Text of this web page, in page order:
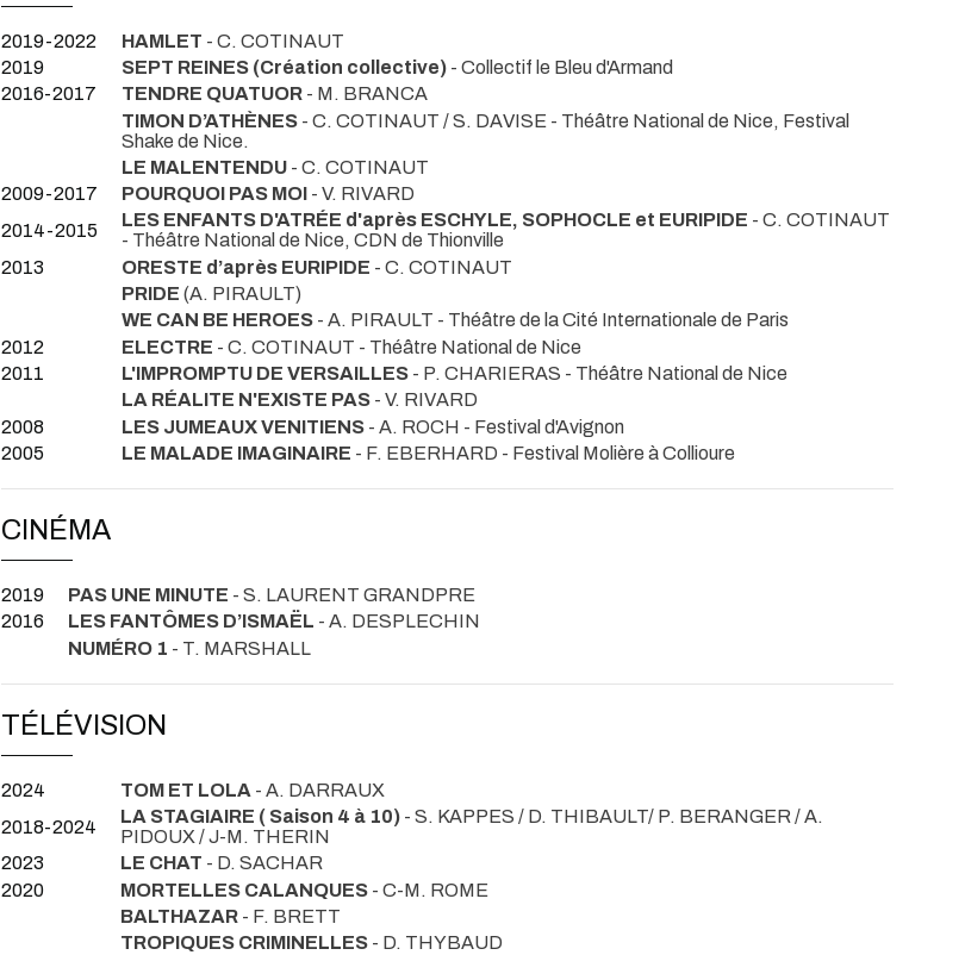
2019-2022 HAMLET - C. COTINAUT
2019
SEPT REINES (Création collective) - Collectif le Bleu d'Armand
2016-2017
TENDRE QUATUOR - M. BRANCA
TIMON D’ATHÈNES - C. COTINAUT / S. DAVISE - Théâtre National de Nice, Festival
Shake de Nice.
LE MALENTENDU - C. COTINAUT
2009-2017
POURQUOI PAS MOI - V. RIVARD
2014-2015
LES ENFANTS D'ATRÉE d'après ESCHYLE, SOPHOCLE et EURIPIDE - C. COTINAUT
- Théâtre National de Nice, CDN de Thionville
2013
ORESTE d’après EURIPIDE - C. COTINAUT
PRIDE (A. PIRAULT)
WE CAN BE HEROES - A. PIRAULT - Théâtre de la Cité Internationale de Paris
2012
ELECTRE - C. COTINAUT - Théâtre National de Nice
2011
L'IMPROMPTU DE VERSAILLES - P. CHARIERAS - Théâtre National de Nice
LA RÉALITE N'EXISTE PAS - V. RIVARD
2008
LES JUMEAUX VENITIENS - A. ROCH - Festival d'Avignon
2005
LE MALADE IMAGINAIRE - F. EBERHARD - Festival Molière à Collioure
CINÉMA
2019 PAS UNE MINUTE - S. LAURENT GRANDPRE
2016
LES FANTÔMES D’ISMAËL - A. DESPLECHIN
NUMÉRO 1 - T. MARSHALL
TÉLÉVISION
2024 TOM ET LOLA - A. DARRAUX
2018-2024
LA STAGIAIRE ( Saison 4 à 10) - S. KAPPES / D. THIBAULT/ P. BERANGER / A.
PIDOUX / J-M. THERIN
2023
LE CHAT - D. SACHAR
2020
MORTELLES CALANQUES - C-M. ROME
BALTHAZAR - F. BRETT
TROPIQUES CRIMINELLES - D. THYBAUD